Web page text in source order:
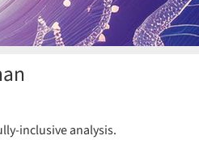
inclusive analysis.